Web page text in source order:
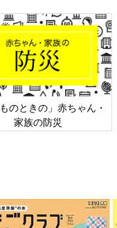
したか？
した。HID症候群は、
つです。ところが、生
ものときの」赤ちゃん・
家族の防災